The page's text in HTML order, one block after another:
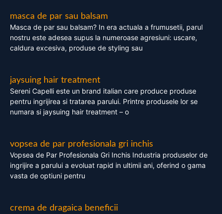
masca de par sau balsam
Masca de par sau balsam? In era actuala a frumusetii, parul
nostru este adesea supus la numeroase agresiuni: uscare,
caldura excesiva, produse de styling sau
jaysuing hair treatment
Sereni Capelli este un brand italian care produce produse
pentru ingrijirea si tratarea parului. Printre produsele lor se
numara si jaysuing hair treatment – o
vopsea de par profesionala gri inchis
Vopsea de Par Profesionala Gri Inchis Industria produselor de
ingrijire a parului a evoluat rapid in ultimii ani, oferind o gama
vasta de optiuni pentru
crema de dragaica beneficii